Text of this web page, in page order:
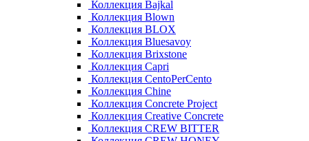
Коллекция Bajkal
Коллекция Blown
Коллекция BLOX
Коллекция Bluesavoy
Коллекция Brixstone
Коллекция Capri
Коллекция CentoPerCento
Коллекция Chine
Коллекция Concrete Project
Коллекция Creative Concrete
Коллекция CREW BITTER